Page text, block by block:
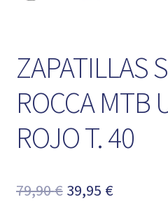
ZAPATILLAS
ROCCA MTB
ROJO T. 40
79,90€ El
39,95 €El